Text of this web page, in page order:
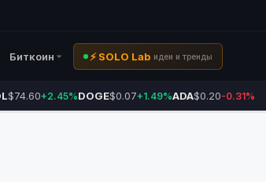
Биткоин ⚡ SOLO Lab идеи и тренды
$74.60+2.45%DOGE$0.07+1.49%ADA$0.20-0.31%